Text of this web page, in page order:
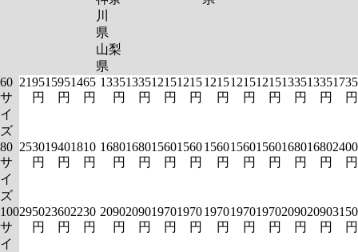
川
県
山梨
県
60
サ
イ
ズ
2195
円
1595
円
1465
円
1335
円
1335
円
1215
円
1215
円
1215
円
1215
円
1215
円
1335
円
1335
円
1735
円
80
サ
イ
ズ
2530
円
1940
円
1810
円
1680
円
1680
円
1560
円
1560
円
1560
円
1560
円
1560
円
1680
円
1680
円
2400
円
100
サ
イ
2950
円
2360
円
2230
円
2090
円
2090
円
1970
円
1970
円
1970
円
1970
円
1970
円
2090
円
2090
円
3150
円